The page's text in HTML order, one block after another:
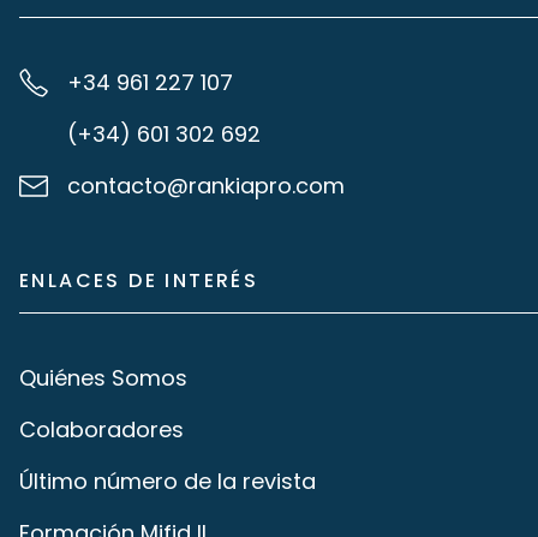
+34 961 227 107
(+34) 601 302 692
contacto@rankiapro.com
ENLACES DE INTERÉS
Quiénes Somos
Colaboradores
Último número de la revista